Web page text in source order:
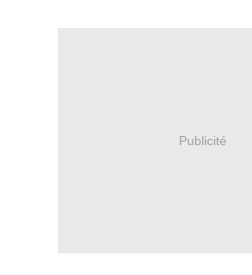
Publicité